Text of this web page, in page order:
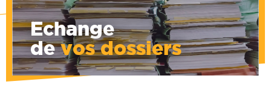
Introduisez le code du dossier...
Echange
devos dossiers